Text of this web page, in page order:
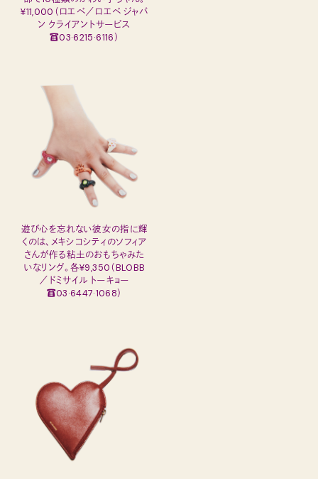
¥11,000（ロエベ／ロエベ ジャパ
ン クライアントサービス
☎03·6215·6116）
遊び心を忘れない彼女の指に輝
くのは、メキシコシティのソフィア
さんが作る粘土のおもちゃみた
いなリング。各¥9,350（BLOBB
／ドミサイル トーキョー
☎03·6447·1068）